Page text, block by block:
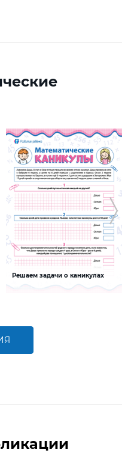
Решаем задачи о каникулах
задачи и пользоваться календарем